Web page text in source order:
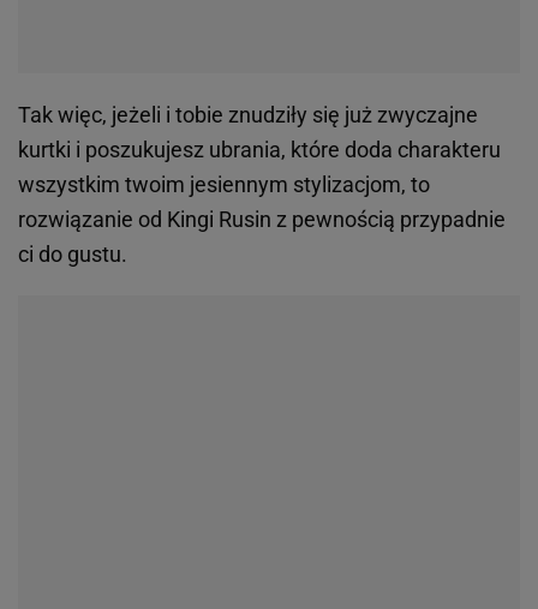
Tak więc, jeżeli i tobie znudziły się już zwyczajne
kurtki i poszukujesz ubrania, które doda charakteru
wszystkim twoim jesiennym stylizacjom, to
rozwiązanie od Kingi Rusin z pewnością przypadnie
ci do gustu.